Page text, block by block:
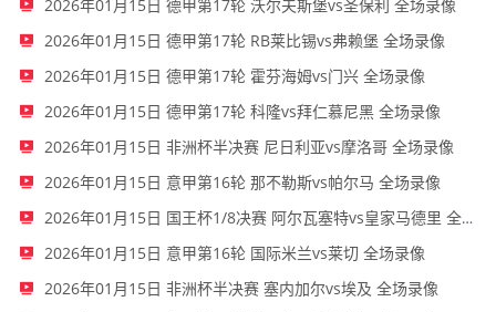
2026年01月15日 德甲第17轮 沃尔夫斯堡vs圣保利 全场录像
2026年01月15日 德甲第17轮 RB莱比锡vs弗赖堡 全场录像
2026年01月15日 德甲第17轮 霍芬海姆vs门兴 全场录像
2026年01月15日 德甲第17轮 科隆vs拜仁慕尼黑 全场录像
2026年01月15日 非洲杯半决赛 尼日利亚vs摩洛哥 全场录像
2026年01月15日 意甲第16轮 那不勒斯vs帕尔马 全场录像
2026年01月15日 国王杯1/8决赛 阿尔瓦塞特vs皇家马德里 全场录像
2026年01月15日 意甲第16轮 国际米兰vs莱切 全场录像
2026年01月15日 非洲杯半决赛 塞内加尔vs埃及 全场录像